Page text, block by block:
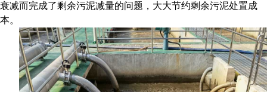
衰减而完成了剩余污泥减量的问题，大大节约剩余污泥处置成
本。